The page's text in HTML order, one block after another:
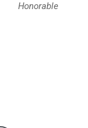
Honorable